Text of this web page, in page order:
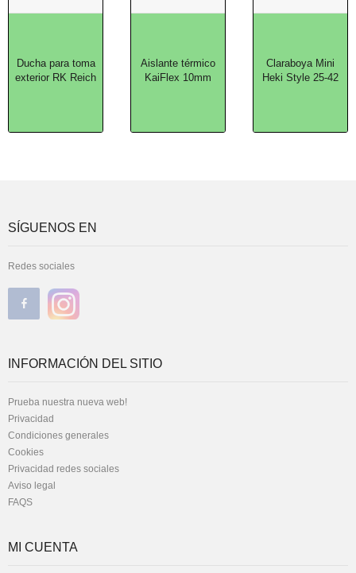
Ducha para toma
exterior RK Reich
Aislante térmico
KaiFlex 10mm
Claraboya Mini
Heki Style 25-42
SÍGUENOS EN
Redes sociales
INFORMACIÓN DEL SITIO
Prueba nuestra nueva web!
Privacidad
Condiciones generales
Cookies
Privacidad redes sociales
Aviso legal
FAQS
MI CUENTA